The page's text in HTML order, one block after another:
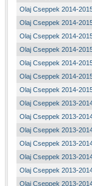
Olaj Cseppek 2014-
Olaj Cseppek 2014-
Olaj Cseppek 2014-
Olaj Cseppek 2014-
Olaj Cseppek 2014-
Olaj Cseppek 2014-
Olaj Cseppek 2014-
Olaj Cseppek 2013-
Olaj Cseppek 2013-
Olaj Cseppek 2013-
Olaj Cseppek 2013-
Olaj Cseppek 2013-
Olaj Cseppek 2013-
Olaj Cseppek 2013-